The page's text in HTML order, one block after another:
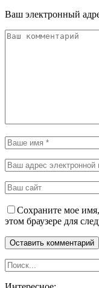
Ваш электронный
Сохраните мое
этом браузере для